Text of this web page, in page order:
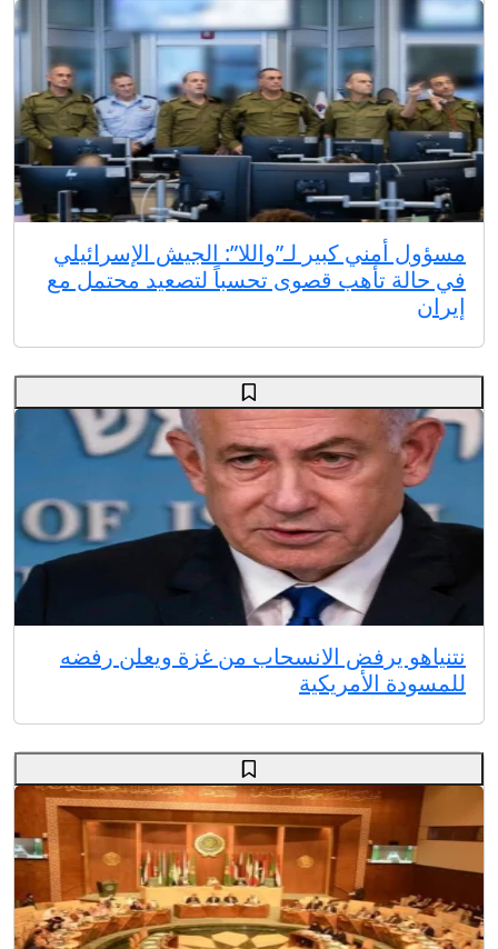
مسؤول أمني كبير لـ”واللا”: الجيش الإسرائيلي
في حالة تأهب قصوى تحسباً لتصعيد محتمل مع
إيران
نتنياهو يرفض الانسحاب من غزة ويعلن رفضه
للمسودة الأمريكية